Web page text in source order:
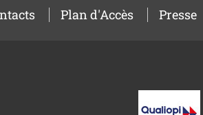
Plan d'Accès Presse